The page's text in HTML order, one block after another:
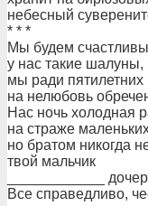
небесный
* * *
Мы будем
у нас такие шалуны,
мы ради пятилетних
на нелюбовь
Нас ночь холодная
на страже
но братом никогда
твой мальчик
____________
Все справедливо,